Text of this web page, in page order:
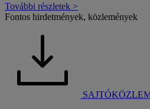
További részletek >
Fontos hirdetmények, közlemények